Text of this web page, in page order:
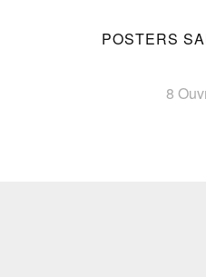
POSTERS
8